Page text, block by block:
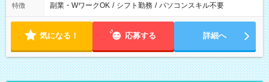
特徴 副業・WワークOK / シフト勤務 / パソコンスキル不要
気になる！ 応募する 詳細へ